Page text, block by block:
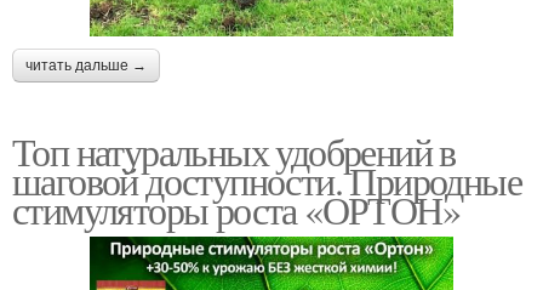
читать дальше →
Топ натуральных удобрений в
шаговой доступности. Природные
стимуляторы роста «ОРТОН»